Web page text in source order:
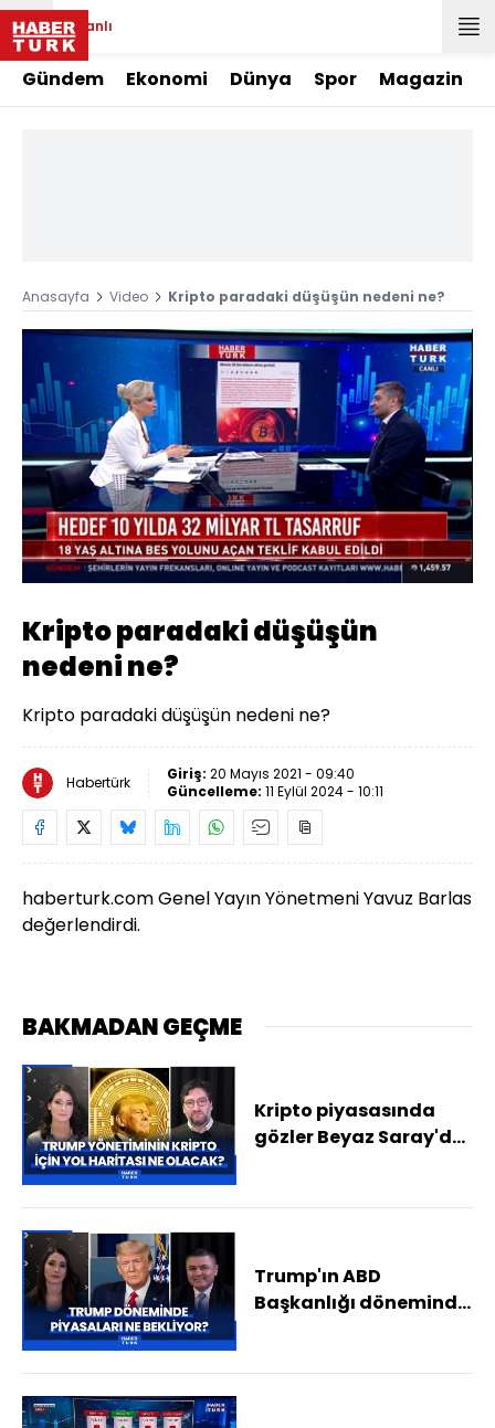
Canlı
Gündem Ekonomi Dünya Spor Magazin
Anasayfa Video Kripto paradaki düşüşün nedeni ne?
Sesi
Aç
Yüklendi:
18.88%
Oynatma
Hızı
Kripto paradaki düşüşün
nedeni ne?
Kripto paradaki düşüşün nedeni ne?
Habertürk Giriş: 20 Mayıs 2021 - 09:40
Güncelleme: 11 Eylül 2024 - 10:11
haberturk.com Genel Yayın Yönetmeni Yavuz Barlas
değerlendirdi.
BAKMADAN GEÇME
Kripto piyasasında
gözler Beyaz Saray'da!
açıklayacak
Trump'ın ABD
Başkanlığı döneminde
dolar, borsa ne olur?